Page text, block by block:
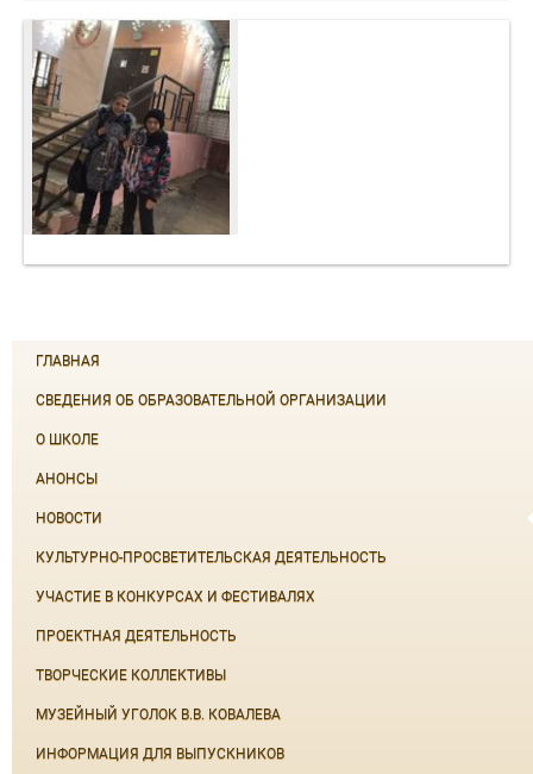
ГЛАВНАЯ
СВЕДЕНИЯ ОБ ОБРАЗОВАТЕЛЬНОЙ ОРГАНИЗАЦИИ
О ШКОЛЕ
АНОНСЫ
НОВОСТИ
КУЛЬТУРНО-ПРОСВЕТИТЕЛЬСКАЯ ДЕЯТЕЛЬНОСТЬ
УЧАСТИЕ В КОНКУРСАХ И ФЕСТИВАЛЯХ
ПРОЕКТНАЯ ДЕЯТЕЛЬНОСТЬ
ТВОРЧЕСКИЕ КОЛЛЕКТИВЫ
МУЗЕЙНЫЙ УГОЛОК В.В. КОВАЛЕВА
ИНФОРМАЦИЯ ДЛЯ ВЫПУСКНИКОВ